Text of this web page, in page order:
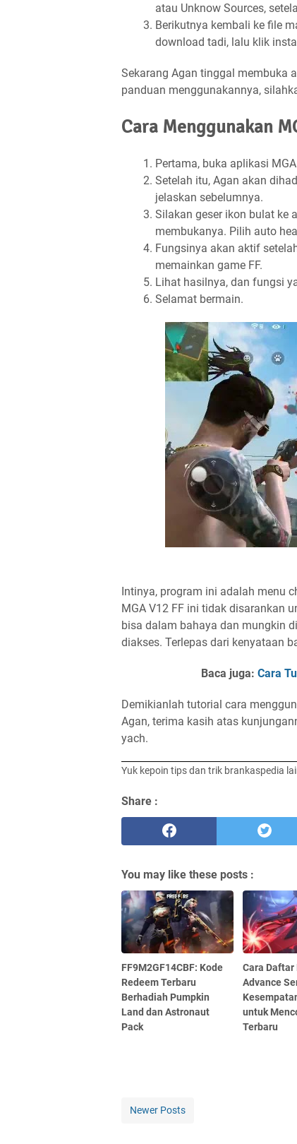
atau Unknow Sources,
Berikutnya kembali ke file
download tadi, lalu klik
Sekarang Agan tinggal membuka
panduan menggunakannya,
Cara Menggunakan
Pertama, buka aplikasi
Setelah itu, Agan akan
jelaskan sebelumnya.
Silakan geser ikon bulat ke
membukanya. Pilih auto
Fungsinya akan aktif
memainkan game FF.
Lihat hasilnya, dan fungsi
Selamat bermain.
Intinya, program ini adalah menu
MGA V12 FF ini tidak disarankan
bisa dalam bahaya dan mungkin
diakses. Terlepas dari kenyataan
Baca juga: Cara
Demikianlah tutorial cara
Agan, terima kasih atas
yach.
Yuk kepoin tips dan trik brankaspedia
Share :
You may like these posts :
FF9M2GF14CBF: Kode
Redeem Terbaru
Berhadiah Pumpkin
Land dan Astronaut
Pack
Cara Daftar
Advance
untuk
Terbaru
Newer Posts